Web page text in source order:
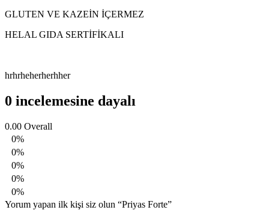
GLUTEN VE KAZEİN İÇERMEZ
HELAL GIDA SERTİFİKALI
hrhrheherherhher
0 incelemesine dayalı
0.00 Overall
0%
0%
0%
0%
0%
Yorum yapan ilk kişi siz olun “Priyas Forte”